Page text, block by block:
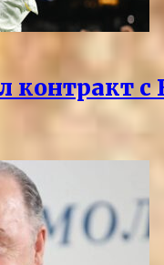
контракт с